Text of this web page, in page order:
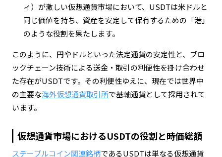
ィ）が激しい仮想通貨市場において、USDTは米ドルと
同じ価値を持ち、資産を安定して保有するための「港」
のような役割を果たします。
このように、円やドルといった法定通貨の安定性と、ブロ
ックチェーン技術による送金・取引の利便性を掛け合わせ
た存在がUSDTです。その利便性ゆえに、現在では世界中
の主要な海外仮想通貨取引所で基軸通貨として採用されて
います。
仮想通貨市場におけるUSDTの役割と時価総額
ステーブルコイン関連銘柄であるUSDTは単なる仮想通貨